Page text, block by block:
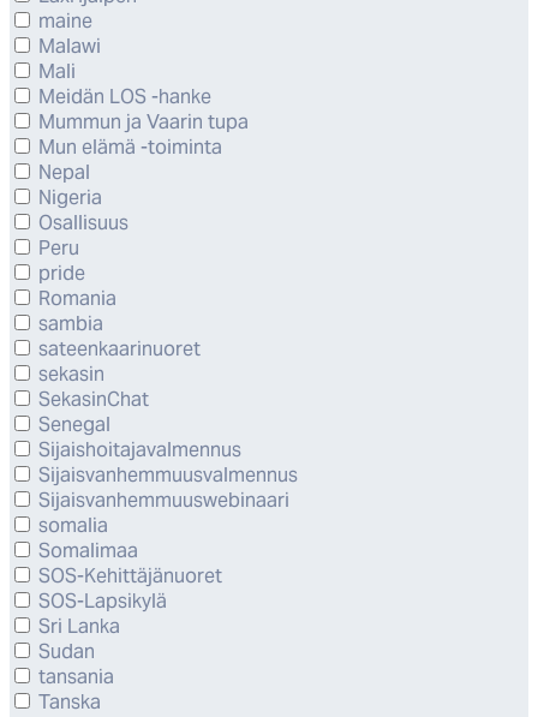
maine
Malawi
Mali
Meidän LOS -hanke
Mummun ja Vaarin tupa
Mun elämä -toiminta
Nepal
Nigeria
Osallisuus
Peru
pride
Romania
sambia
sateenkaarinuoret
sekasin
SekasinChat
Senegal
Sijaishoitajavalmennus
Sijaisvanhemmuusvalmennus
Sijaisvanhemmuuswebinaari
somalia
Somalimaa
SOS-Kehittäjänuoret
SOS-Lapsikylä
Sri Lanka
Sudan
tansania
Tanska